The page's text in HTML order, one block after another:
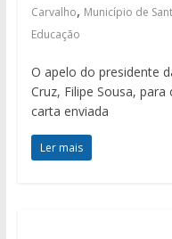
Carvalho, Município de
Educação
O apelo do presidente
Cruz, Filipe Sousa,
carta enviada
Ler mais